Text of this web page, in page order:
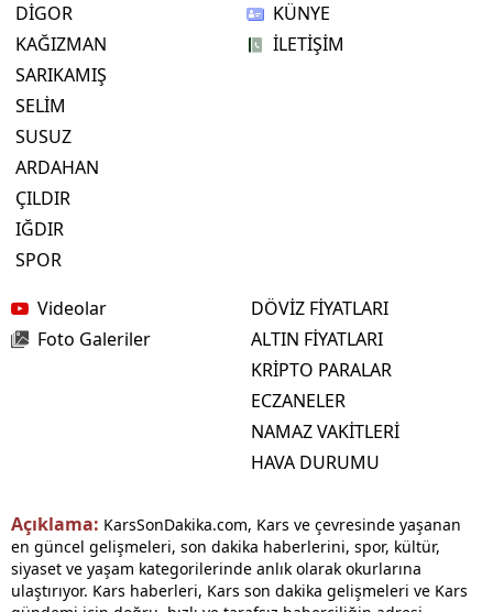
DİGOR
KAĞIZMAN
SARIKAMIŞ
SELİM
SUSUZ
ARDAHAN
ÇILDIR
IĞDIR
SPOR
KÜNYE
İLETİŞİM
Videolar
Foto Galeriler
DÖVİZ FİYATLARI
ALTIN FİYATLARI
KRİPTO PARALAR
ECZANELER
NAMAZ VAKİTLERİ
HAVA DURUMU
Açıklama: KarsSonDakika.com, Kars ve çevresinde yaşanan
en güncel gelişmeleri, son dakika haberlerini, spor, kültür,
siyaset ve yaşam kategorilerinde anlık olarak okurlarına
ulaştırıyor. Kars haberleri, Kars son dakika gelişmeleri ve Kars